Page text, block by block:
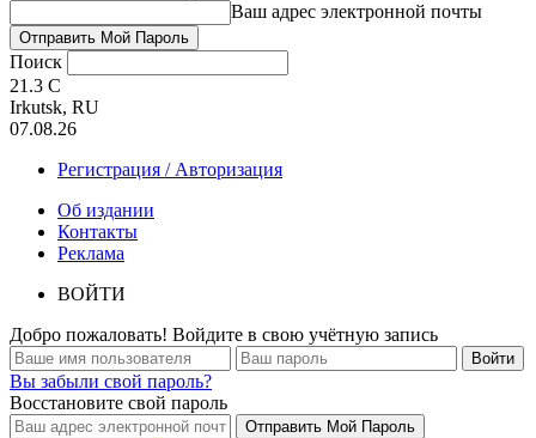
Ваш адрес электронной почты
Поиск
21.3 C
Irkutsk, RU
07.08.26
Регистрация / Авторизация
Об издании
Контакты
Реклама
ВОЙТИ
Добро пожаловать! Войдите в свою учётную запись
Вы забыли свой пароль?
Восстановите свой пароль